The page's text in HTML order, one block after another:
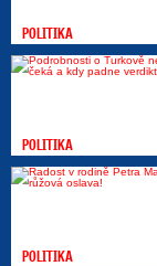
POLITIKA
POLITIKA
POLITIKA